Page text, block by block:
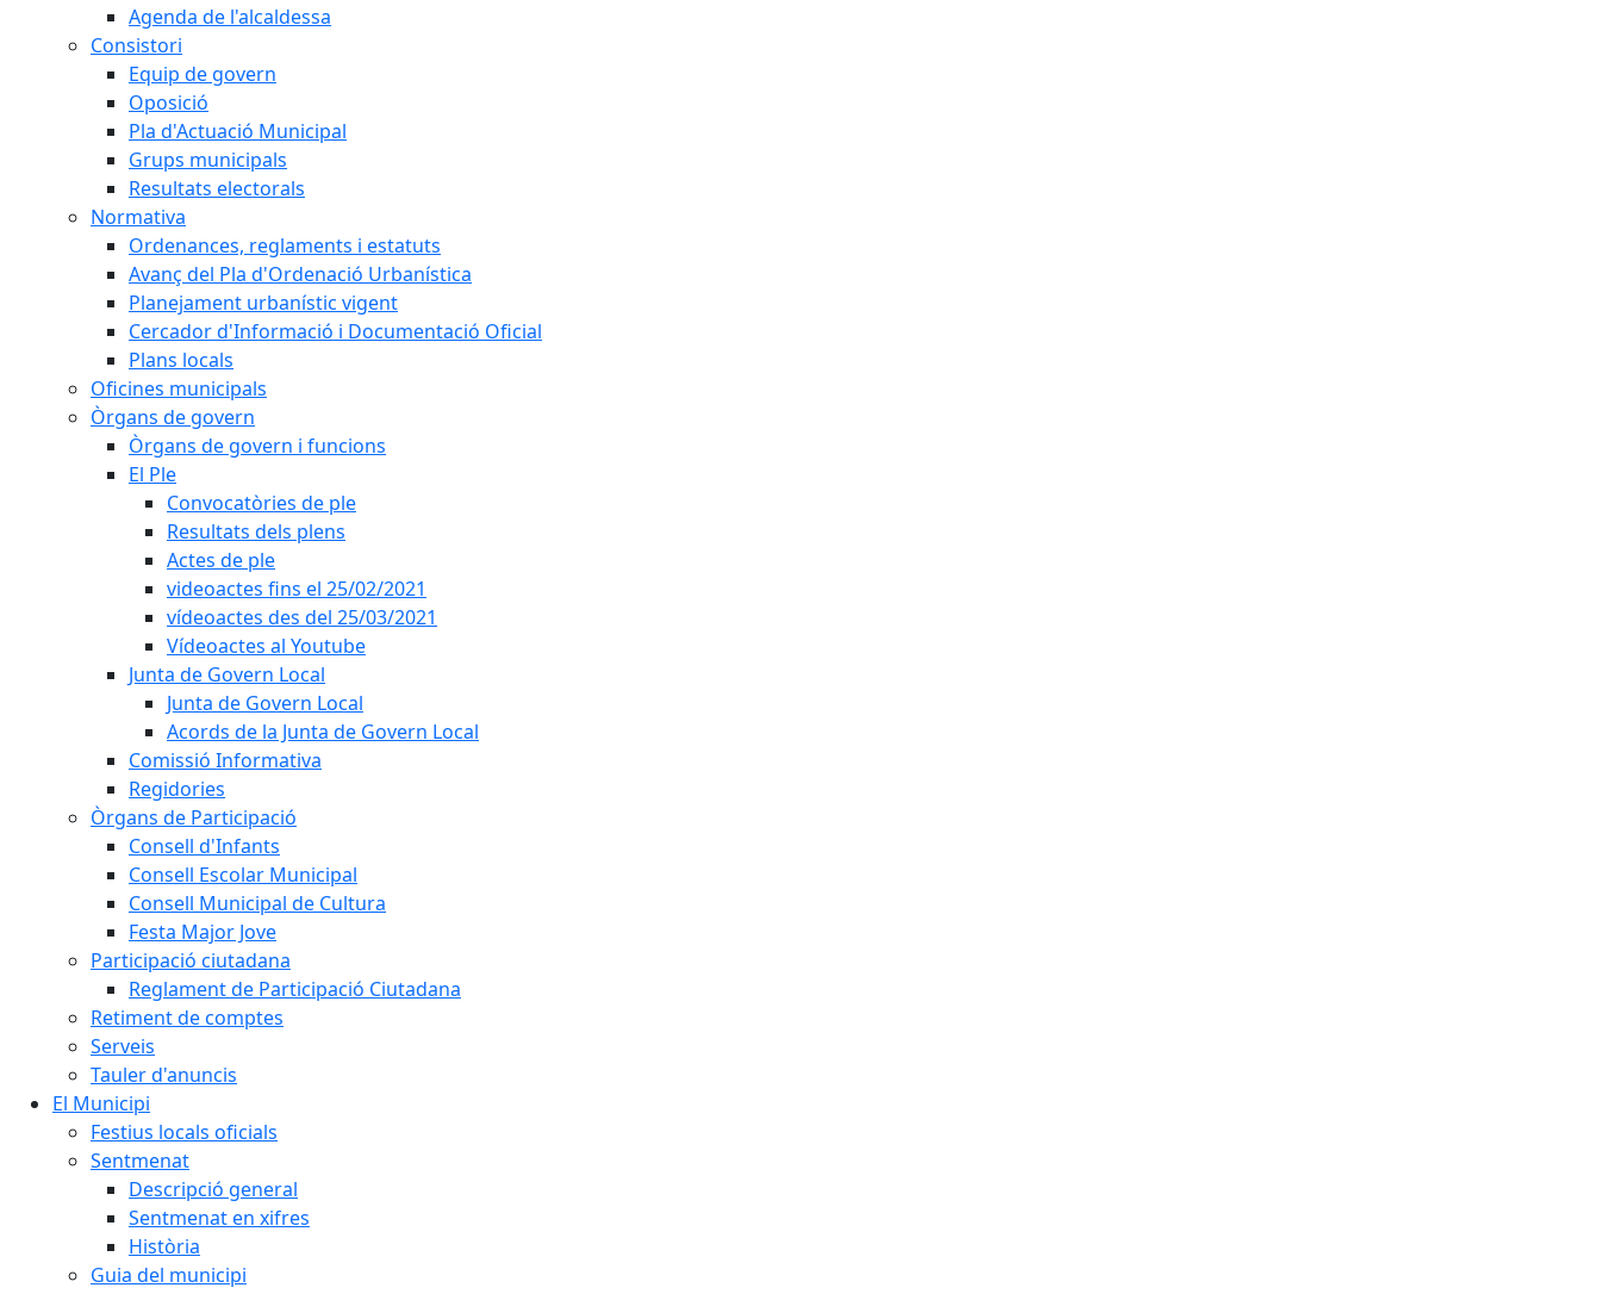
Agenda de l'alcaldessa
Consistori
Equip de govern
Oposició
Pla d'Actuació Municipal
Grups municipals
Resultats electorals
Normativa
Ordenances, reglaments i estatuts
Avanç del Pla d'Ordenació Urbanística
Planejament urbanístic vigent
Cercador d'Informació i Documentació Oficial
Plans locals
Oficines municipals
Òrgans de govern
Òrgans de govern i funcions
El Ple
Convocatòries de ple
Resultats dels plens
Actes de ple
videoactes fins el 25/02/2021
vídeoactes des del 25/03/2021
Vídeoactes al Youtube
Junta de Govern Local
Junta de Govern Local
Acords de la Junta de Govern Local
Comissió Informativa
Regidories
Òrgans de Participació
Consell d'Infants
Consell Escolar Municipal
Consell Municipal de Cultura
Festa Major Jove
Participació ciutadana
Reglament de Participació Ciutadana
Retiment de comptes
Serveis
Tauler d'anuncis
El Municipi
Festius locals oficials
Sentmenat
Descripció general
Sentmenat en xifres
Història
Guia del municipi